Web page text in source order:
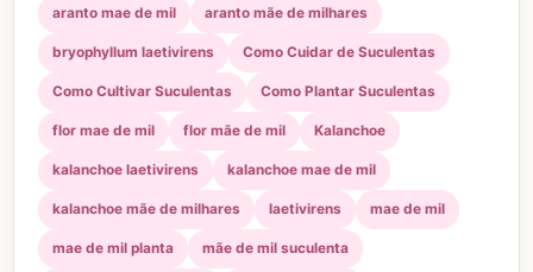
aranto mae de mil aranto mãe de milhares
bryophyllum laetivirens Como Cuidar de Suculentas
Como Cultivar Suculentas Como Plantar Suculentas
flor mae de mil flor mãe de mil Kalanchoe
kalanchoe laetivirens kalanchoe mae de mil
kalanchoe mãe de milhares laetivirens mae de mil
mae de mil planta mãe de mil suculenta